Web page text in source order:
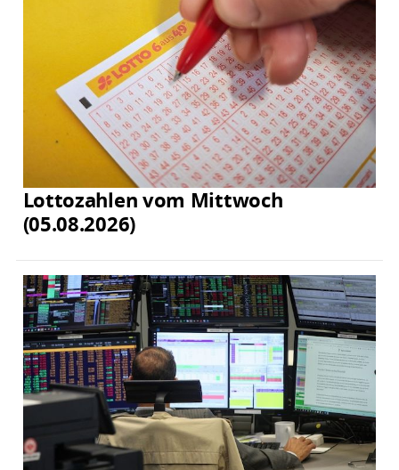
Lottozahlen vom Mittwoch
(05.08.2026)